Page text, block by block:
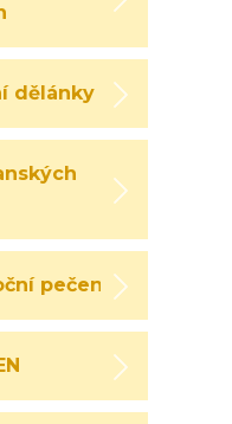
dělánky
pečení